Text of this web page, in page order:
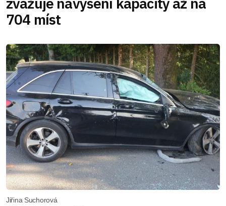
704 míst
Jiřina Suchorová